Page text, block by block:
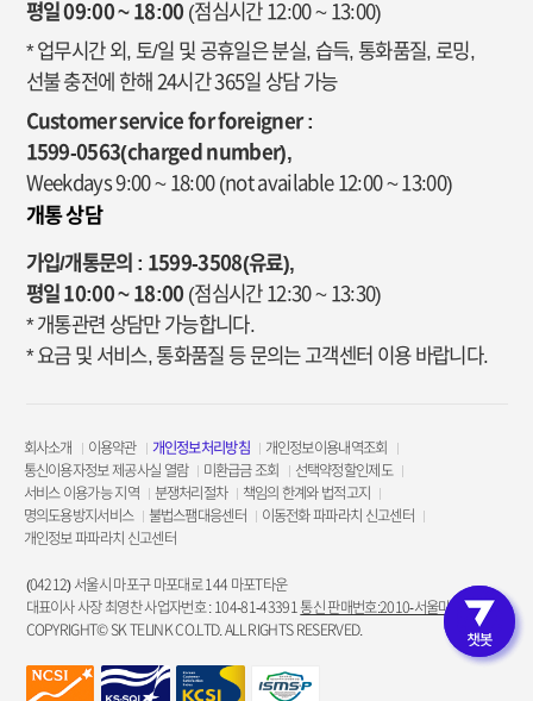
고객인증
평일 09:00 ~ 18:00 (점심시간 12:00 ~ 13:00)
* 업무시간 외, 토/일 및 공휴일은 분실, 습득, 통화품질, 로밍,
선불 충전에 한해 24시간 365일 상담 가능
Customer service for foreigner :
1599-0563(charged number),
Weekdays 9:00 ~ 18:00 (not available 12:00 ~ 13:00)
개통 상담
가입/개통문의 : 1599-3508(유료),
평일 10:00 ~ 18:00 (점심시간 12:30 ~ 13:30)
* 개통관련 상담만 가능합니다.
* 요금 및 서비스, 통화품질 등 문의는 고객센터 이용 바랍니다.
회사소개 이용약관 개인정보처리방침
개인정보이용내역조회
통신이용자정보 제공사실 열람
미환급금 조회
선택약정할인제도
서비스 이용가능 지역
분쟁처리절차
책임의 한계와 법적고지
명의도용방지서비스
불법스팸대응센터
이동전화 파파라치 신고센터
개인정보 파파라치 신고센터
(04212) 서울시 마포구 마포대로 144 마포T타운
대표이사 사장 최영찬 사업자번호 : 104-81-43391통신 판매번호:2010-서울마포-3953
COPYRIGHT© SK TELINK CO.LTD. ALL RIGHTS RESERVED.